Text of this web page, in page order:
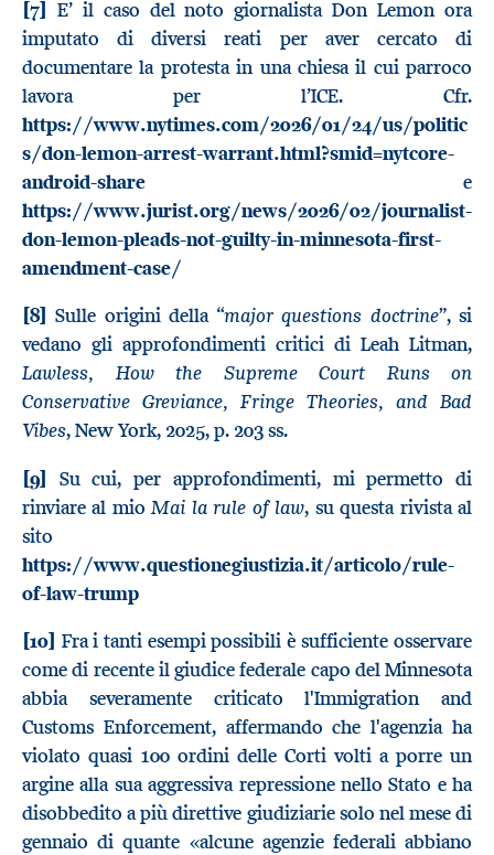
[7] E’ il caso del noto giornalista Don Lemon ora
imputato di diversi reati per aver cercato di
documentare la protesta in una chiesa il cui parroco
lavora per l’ICE. Cfr.
https://www.nytimes.com/2026/01/24/us/politic
s/don-lemon-arrest-warrant.html?smid=nytcore-
android-share e
https://www.jurist.org/news/2026/02/journalist-
don-lemon-pleads-not-guilty-in-minnesota-first-
amendment-case/
[8] Sulle origini della “major questions doctrine”, si
vedano gli approfondimenti critici di Leah Litman,
Lawless, How the Supreme Court Runs on
Conservative Greviance, Fringe Theories, and Bad
Vibes, New York, 2025, p. 203 ss.
[9]
Su cui, per approfondimenti, mi permetto di
rinviare al mioMai la rule of law, su questa rivista al
sito
https://www.questionegiustizia.it/articolo/rule-
of-law-trump
[10] Fra i tanti esempi possibili è sufficiente osservare
come di recente il giudice federale capo del Minnesota
abbia severamente criticato l'Immigration and
Customs Enforcement, affermando che l'agenzia ha
violato quasi 100 ordini delle Corti volti a porre un
argine alla sua aggressiva repressione nello Stato e ha
disobbedito a più direttive giudiziarie solo nel mese di
gennaio di quante «alcune agenzie federali abbiano